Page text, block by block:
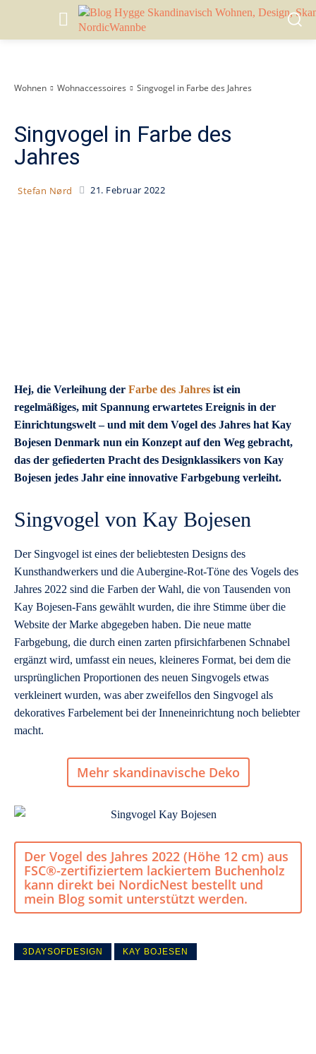
Wohnen Wohnaccessoires Singvogel in Farbe des Jahres
Singvogel in Farbe des
Jahres
Stefan Nørd 21. Februar 2022
Hej, die Verleihung der Farbe des Jahres ist ein
regelmäßiges, mit Spannung erwartetes Ereignis in der
Einrichtungswelt – und mit dem Vogel des Jahres hat Kay
Bojesen Denmark nun ein Konzept auf den Weg gebracht,
das der gefiederten Pracht des Designklassikers von Kay
Bojesen jedes Jahr eine innovative Farbgebung verleiht.
Singvogel von Kay Bojesen
Der Singvogel ist eines der beliebtesten Designs des
Kunsthandwerkers und die Aubergine-Rot-Töne des Vogels des
Jahres 2022 sind die Farben der Wahl, die von Tausenden von
Kay Bojesen-Fans gewählt wurden, die ihre Stimme über die
Website der Marke abgegeben haben. Die neue matte
Farbgebung, die durch einen zarten pfirsichfarbenen Schnabel
ergänzt wird, umfasst ein neues, kleineres Format, bei dem die
ursprünglichen Proportionen des neuen Singvogels etwas
verkleinert wurden, was aber zweifellos den Singvogel als
dekoratives Farbelement bei der Inneneinrichtung noch beliebter
macht.
Mehr skandinavische Deko
Der Vogel des Jahres 2022 (Höhe 12 cm) aus
FSC®-zertifiziertem lackiertem Buchenholz
kann direkt bei NordicNest bestellt und
mein Blog somit unterstützt werden.
3DAYSOFDESIGN KAY BOJESEN